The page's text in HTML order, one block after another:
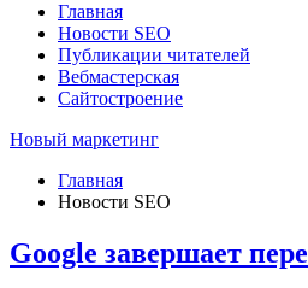
Главная
Новости SEO
Публикации читателей
Вебмастерская
Сайтостроение
Новый маркетинг
Главная
Новости SEO
Google завершает